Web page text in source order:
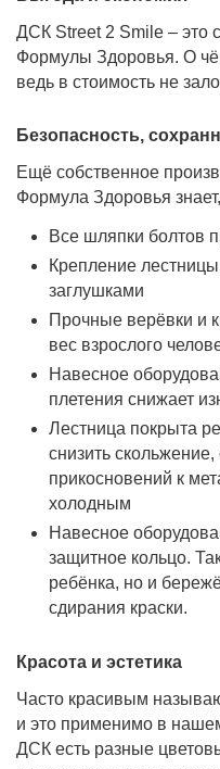
Длина перекладины
Расстояние между
перекладинами
Тип окраски
Максимальная
на металлическую
конструкцию
Максимальная нагрузка
на турник
Максимальная
на скалодром
Максимальная нагрузка
на навесное
оборудование
Вес
Тип упаковки
Линейка
ДСК Street 2 Smile – это
Формулы Здоровья. О
ведь в стоимость не
Безопасность,
Ещё собственное
Формула Здоровья
Все шляпки болтов
Крепление
заглушками
Прочные верёвки и
вес взрослого
Навесное
плетения снижает
Лестница покрыта
снизить
прикосновений к
холодным
Навесное
защитное кольцо.
ребёнка, но и
сдирания краски.
Красота и эстетика
Часто красивым
и это применимо в
ДСК есть разные